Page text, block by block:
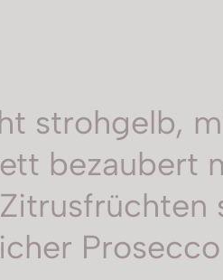
strohgelb,
bezaubert